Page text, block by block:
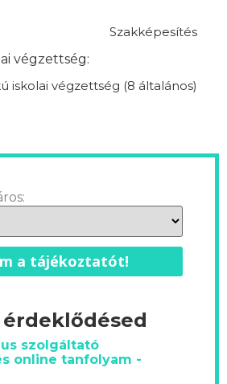
Szakképesítés
végzettség:
iskolai végzettség (8 általános)
a tájékoztatót!
szolgáltató
online tanfolyam -